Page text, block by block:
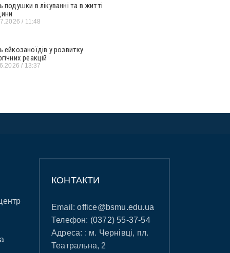
подушки в лікуванні та в житті
11:48
ейкозаноїдів у розвитку
реакцій
13:37
КОНТАКТИ
Email:office@bsmu.edu.ua
Телефон: (0372) 55-37-54
Адреса: : м. Чернівці, пл.
Театральна, 2